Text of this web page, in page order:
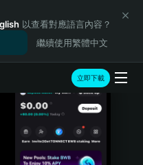
以查看對應語言內容？
繼續使用繁體中文
立即下載